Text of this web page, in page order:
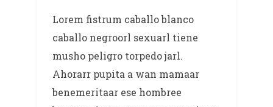
Lorem fistrum caballo blanco
caballo negroorl sexuarl tiene
musho peligro torpedo jarl.
Ahorarr pupita a wan mamaar
benemeritaar ese hombree